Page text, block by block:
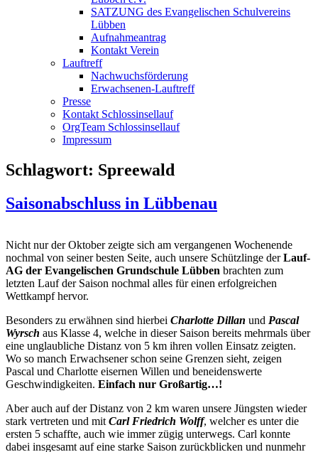
SATZUNG des Evangelischen Schulvereins
Lübben
Aufnahmeantrag
Kontakt Verein
Lauftreff
Nachwuchsförderung
Erwachsenen-Lauftreff
Presse
Kontakt Schlossinsellauf
OrgTeam Schlossinsellauf
Impressum
Schlagwort: Spreewald
Saisonabschluss in Lübbenau
Nicht nur der Oktober zeigte sich am vergangenen Wochenende
nochmal von seiner besten Seite, auch unsere Schützlinge derLauf-
AG der Evangelischen Grundschule Lübben brachten zum
letzten Lauf der Saison nochmal alles für einen erfolgreichen
Wettkampf hervor.
Besonders zu erwähnen sind hierbei Charlotte Dillan und Pascal
Wyrsch aus Klasse 4, welche in dieser Saison bereits mehrmals über
eine unglaubliche Distanz von 5 km ihren vollen Einsatz zeigten.
Wo so manch Erwachsener schon seine Grenzen sieht, zeigen
Pascal und Charlotte eisernen Willen und beneidenswerte
Geschwindigkeiten. Einfach nur Großartig…!
Aber auch auf der Distanz von 2 km waren unsere Jüngsten wieder
stark vertreten und mit Carl Friedrich Wolff, welcher es unter die
ersten 5 schaffte, auch wie immer zügig unterwegs. Carl konnte
dabei insgesamt auf eine starke Saison zurückblicken und nunmehr